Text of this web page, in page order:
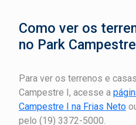
Como ver os
no Park
Para ver os terrenos e
Campestre I, acesse a
Campestre I na Frias Neto
pelo (19) 3372-5000.